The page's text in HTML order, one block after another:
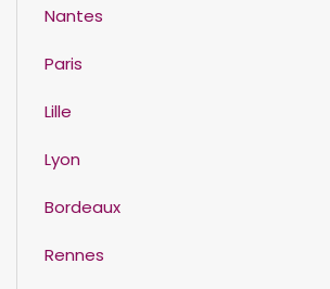
Nantes
Paris
Lille
Lyon
Bordeaux
Rennes